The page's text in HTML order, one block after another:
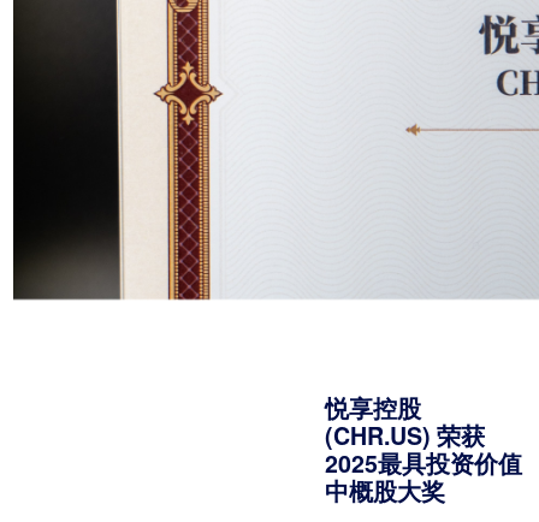
阳光，照亮我们前行
悦享控股
(CHR.US) 荣获
2025最具投资价值
中概股大奖